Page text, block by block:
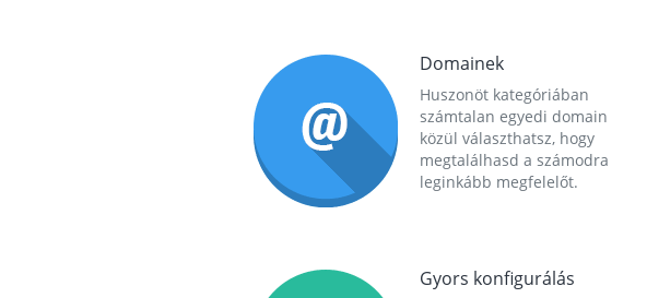
Domainek
Huszonöt kategóriában
számtalan egyedi domain
közül választhatsz, hogy
megtalálhasd a számodra
leginkább megfelelőt.
Gyors konfigurálás